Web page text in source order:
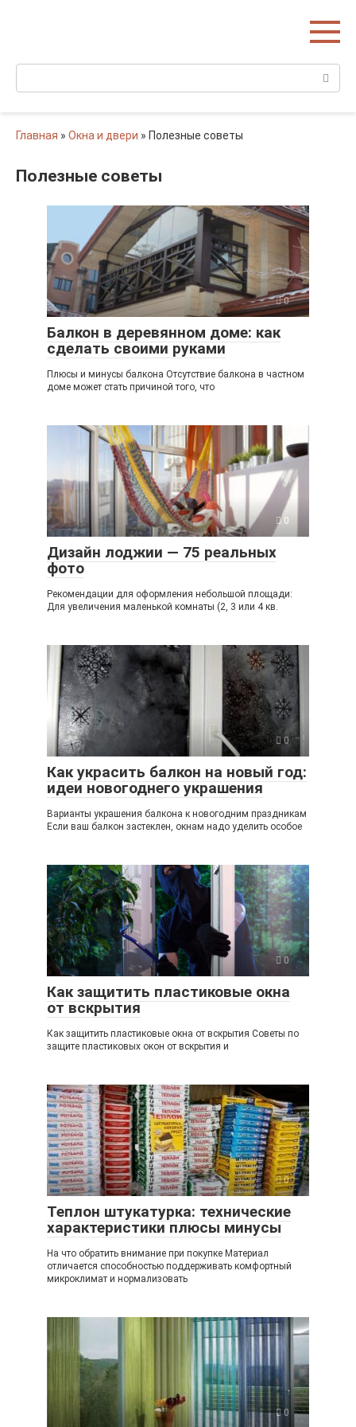
Поиск:
Главная » Окна и двери » Полезные советы
Полезные советы
0
Балкон в деревянном доме: как
сделать своими руками
Плюсы и минусы балкона Отсутствие балкона в частном
доме может стать причиной того, что
0
Дизайн лоджии — 75 реальных
фото
Рекомендации для оформления небольшой площади:
Для увеличения маленькой комнаты (2, 3 или 4 кв.
0
Как украсить балкон на новый год:
идеи новогоднего украшения
Варианты украшения балкона к новогодним праздникам
Если ваш балкон застеклен, окнам надо уделить особое
0
Как защитить пластиковые окна
от вскрытия
Как защитить пластиковые окна от вскрытия Советы по
защите пластиковых окон от вскрытия и
0
Теплон штукатурка: технические
характеристики плюсы минусы
На что обратить внимание при покупке Материал
отличается способностью поддерживать комфортный
микроклимат и нормализовать
0